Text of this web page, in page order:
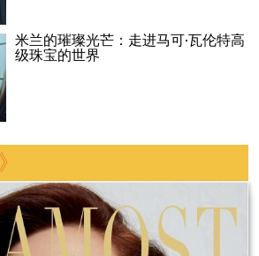
米兰的璀璨光芒：走进马可·瓦伦特高
级珠宝的世界